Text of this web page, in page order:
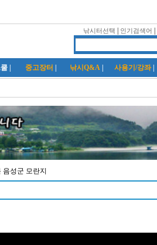
낚시터선택 인기검색어
중고장터 낚시Q&A 사용기/강좌
음성군 모란지